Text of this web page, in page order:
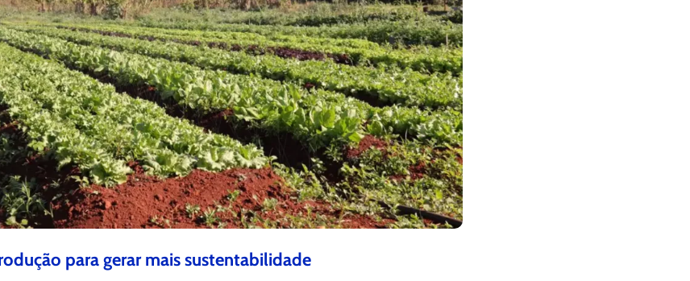
para gerar mais sustentabilidade